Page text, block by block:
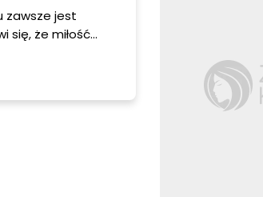
zawsze jest
się, że miłość
chciało na raz.